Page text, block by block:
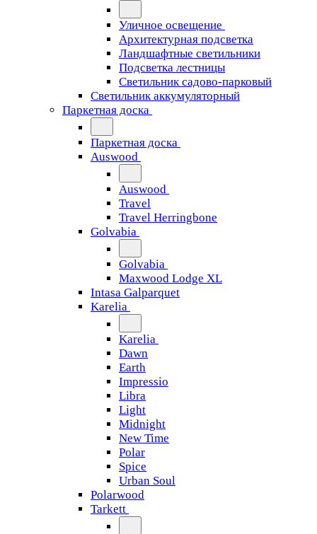
Уличное освещение
Архитектурная подсветка
Ландшафтные светильники
Подсветка лестницы
Светильник садово-парковый
Светильник аккумуляторный
Паркетная доска
Паркетная доска
Auswood
Auswood
Travel
Travel Herringbone
Golvabia
Golvabia
Maxwood Lodge XL
Intasa Galparquet
Karelia
Karelia
Dawn
Earth
Impressio
Libra
Light
Midnight
New Time
Polar
Spice
Urban Soul
Polarwood
Tarkett